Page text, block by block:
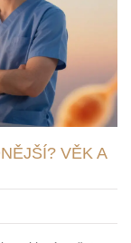
VĚK A